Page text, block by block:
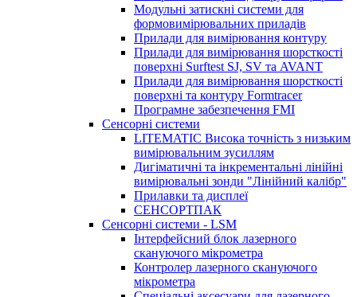
Модульні затискні системи для
формовимірювальних приладів
Прилади для вимірювання контуру
Прилади для вимірювання шорсткості
поверхні Surftest SJ, SV та AVANT
Прилади для вимірювання шорсткості
поверхні та контуру Formtracer
Програмне забезпечення FMI
Сенсорні системи
LITEMATIC Висока точність з низьким
вимірювальним зусиллям
Дигіматичні та інкрементальні лінійні
вимірювальні зонди "Лінійний калібр"
Прилавки та дисплеї
СЕНСОРТПАК
Сенсорні системи - LSM
Інтерфейсний блок лазерного
скануючого мікрометра
Контролер лазерного скануючого
мікрометра